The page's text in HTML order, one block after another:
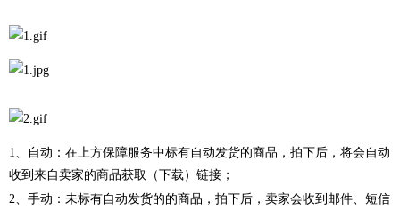
1、自动：在上方保障服务中标有自动发货的商品，拍下后，将会自动
收到来自卖家的商品获取（下载）链接；
2、手动：未标有自动发货的的商品，拍下后，卖家会收到邮件、短信